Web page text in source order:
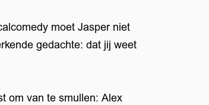
moet Jasper niet
gedachte: dat jij weet
om van te smullen: Alex